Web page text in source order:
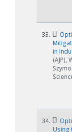
33.
in
(AJP),
34.
Using